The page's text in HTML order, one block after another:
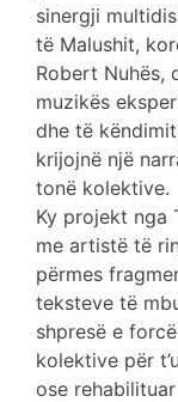
sinergji
të Malushit,
Robert Nuhës,
muzikës
dhe të
krijojnë një
tonë kolektive.
Ky projekt nga
me artistë të
përmes
teksteve të
shpresë e
kolektive për
ose